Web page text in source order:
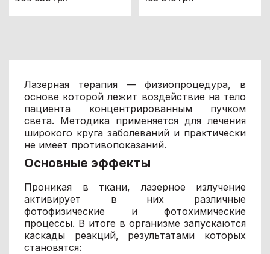
Лазерная терапия — физиопроцедура, в
основе которой лежит воздействие на тело
пациента концентрированным пучком
света. Методика применяется для лечения
широкого круга заболеваний и практически
не имеет противопоказаний.
Основные эффекты
Проникая в ткани, лазерное излучение
активирует в них различные
фотофизические и фотохимические
процессы. В итоге в организме запускаются
каскады реакций, результатами которых
становятся: